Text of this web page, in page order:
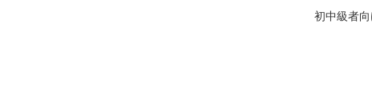
初中級者